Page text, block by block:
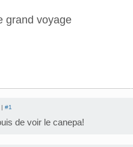
grand voyage
#1
de voir le canepa!